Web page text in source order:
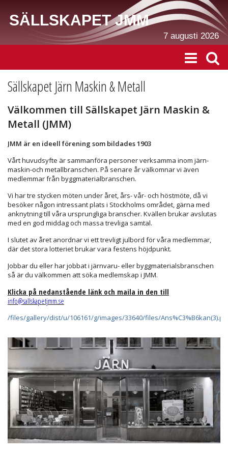
SÄLLSKAPET JMM
7 augusti 2026
Sällskapet Järn Maskin & Metall
Välkommen till Sällskapet Järn Maskin &
Metall (JMM)
JMM är en ideell förening som bildades 1903
Vårt huvudsyfte är sammanföra personer verksamma inom järn-
maskin-och metallbranschen. På senare år välkomnar vi även
medlemmar från byggmaterialbranschen.
Vi har tre stycken möten under året, års- vår- och höstmöte, då vi
besöker någon intressant plats i Stockholms området, gärna med
anknytning till våra ursprungliga branscher. Kvällen brukar avslutas
med en god middag och massa trevliga samtal.
I slutet av året anordnar vi ett trevligt julbord för våra medlemmar,
där det stora lotteriet brukar vara festens höjdpunkt.
Jobbar du eller har jobbat i järnvaru- eller byggmaterialsbranschen
så är du välkommen att söka medlemskap i JMM.
Klicka på nedanstående länk och maila in den till
info@sallskapetjmm.se
/files/gallery/dist/u/106161/g/images/33640/files/